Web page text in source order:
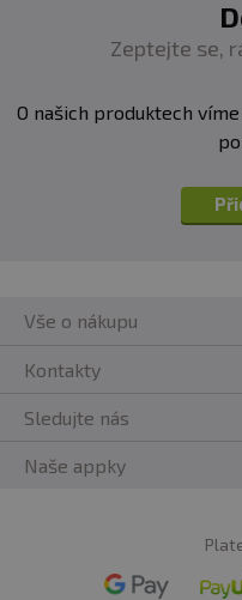
Zeptejte se,
O našich produktech
Vše o nákupu
Kontakty
Sledujte nás
Naše appky